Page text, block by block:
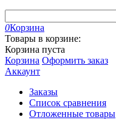
0Корзина
Товары в корзине:
Корзина пуста
Корзина Оформить заказ
Аккаунт
Заказы
Список сравнения
Отложенные товары